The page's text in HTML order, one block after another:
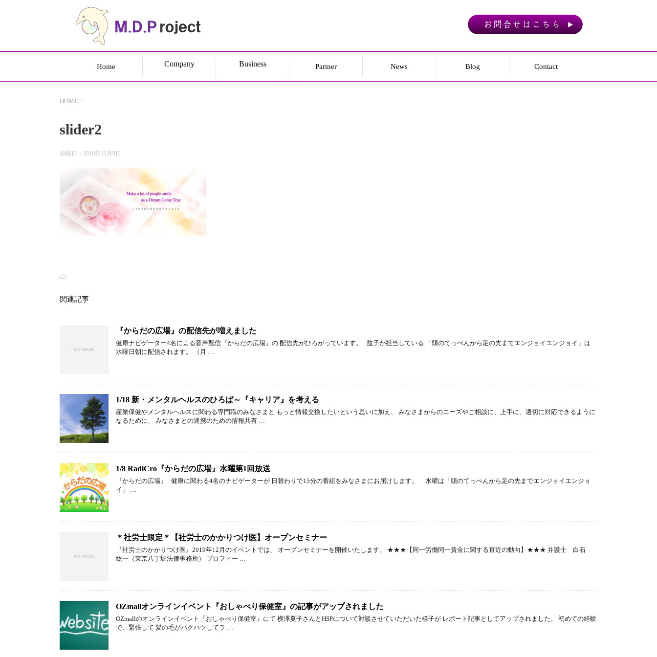
Home Company Business Partner News Blog Contact
HOME >
slider2
投稿日： 2018年11月8日
-
関連記事
『からだの広場』の配信先が増えました
健康ナビゲーター4名による音声配信『からだの広場』の 配信先がひろがっています。 益子が担当している 「頭のてっぺんから足の先までエンジョイエンジョイ」は
水曜日朝に配信されます。 （月 …
1/18 新・メンタルヘルスのひろば～『キャリア』を考える
産業保健やメンタルヘルスに関わる専門職のみなさまと もっと情報交換したいという思いに加え、 みなさまからのニーズやご相談に、上手に、適切に対応できるように
なるために、 みなさまとの連携のための情報共有 …
1/8 RadiCro『からだの広場』水曜第1回放送
『からだの広場』 健康に関わる4名のナビゲーターが 日替わりで15分の番組をみなさまにお届けします。 水曜は「頭のてっぺんから足の先までエンジョイエンジョ
イ」 …
＊社労士限定＊【社労士のかかりつけ医】オープンセミナー
『社労士のかかりつけ医』2019年12月のイベントでは、 オープンセミナーを開催いたします。 ★★★【同一労働同一賃金に関する直近の動向】★★★ 弁護士 白石
紘一（東京八丁堀法律事務所） プロフィー …
OZmallオンラインイベント『おしゃべり保健室』の記事がアップされました
OZmallのオンラインイベント『おしゃべり保健室』にて 横澤夏子さんとHSPについて対談させていただいた様子が レポート記事としてアップされました。 初めての経験
で、緊張して 髪の毛がバクハツしてラ …